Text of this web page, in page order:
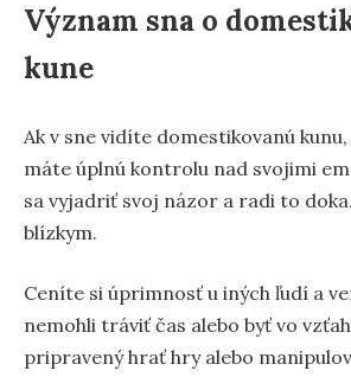
Význam sna o
kune
Ak v sne vidíte domestikovanú
máte úplnú kontrolu nad svojimi
sa vyjadriť svoj názor a radi to
blízkym.
Ceníte si úprimnosť u iných ľudí a
nemohli tráviť čas alebo byť vo
pripravený hrať hry alebo